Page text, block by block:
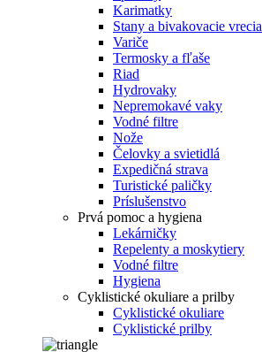
Karimatky
Stany a bivakovacie vrecia
Variče
Termosky a fľaše
Riad
Hydrovaky
Nepremokavé vaky
Vodné filtre
Nože
Čelovky a svietidlá
Expedičná strava
Turistické paličky
Príslušenstvo
Prvá pomoc a hygiena
Lekárničky
Repelenty a moskytiery
Vodné filtre
Hygiena
Cyklistické okuliare a prilby
Cyklistické okuliare
Cyklistické prilby